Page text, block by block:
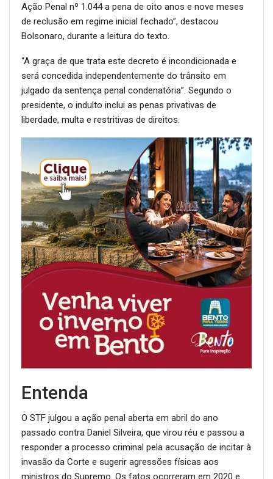
Ação Penal nº 1.044 a pena de oito anos e nove meses
de reclusão em regime inicial fechado”, destacou
Bolsonaro, durante a leitura do texto.
“A graça de que trata este decreto é incondicionada e
será concedida independentemente do trânsito em
julgado da sentença penal condenatória”. Segundo o
presidente, o indulto inclui as penas privativas de
liberdade, multa e restritivas de direitos.
Entenda
O STF julgou a ação penal aberta em abril do ano
passado contra Daniel Silveira, que virou réu e passou a
responder a processo criminal pela acusação de incitar à
invasão da Corte e sugerir agressões físicas aos
ministros do Supremo. Os fatos ocorreram em 2020 e